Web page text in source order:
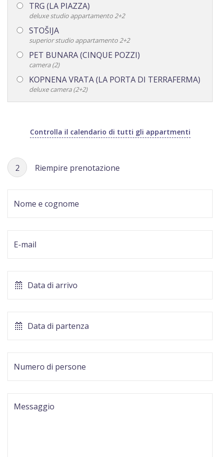
TRG (LA PIAZZA)
deluxe studio appartamento 2+2
STOŠIJA
superior studio appartamento 2+2
PET BUNARA (CINQUE POZZI)
camera (2)
KOPNENA VRATA (LA PORTA DI TERRAFERMA)
deluxe camera (2+2)
Controlla il calendario di tutti gli appartmenti
2 Riempire prenotazione